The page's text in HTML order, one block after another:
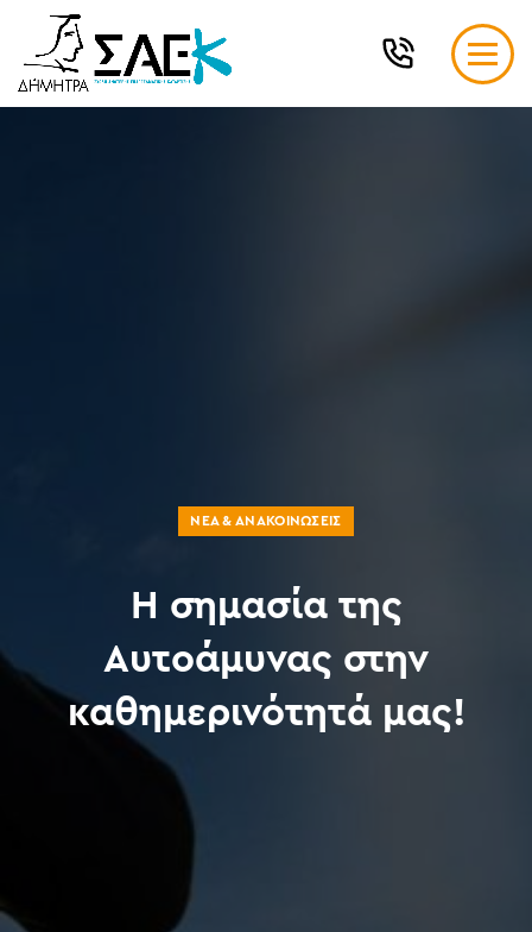
ΝΈΑ & ΑΝΑΚΟΙΝΏΣΕΙΣ
Η σημασία της
Αυτοάμυνας στην
καθημερινότητά μας!